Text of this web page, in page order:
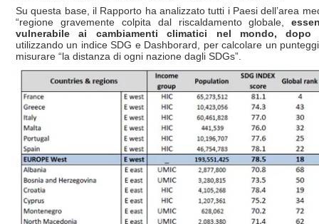
Su questa base, il Rapporto ha analizzato tutti i Paesi dell’area
“regione gravemente colpita dal riscaldamento globale,
vulnerabile ai cambiamenti climatici nel mondo, dopo
utilizzando un indice SDG e Dashborard, per calcolare un
misurare “la distanza di ogni nazione dagli SDGs”.